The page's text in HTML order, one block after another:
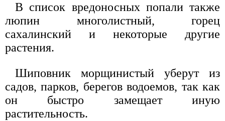
В список вредоносных попали также
люпин многолистный, горец
сахалинский и некоторые другие
растения.
Шиповник морщинистый уберут из
садов, парков, берегов водоемов, так как
он быстро замещает иную
растительность.